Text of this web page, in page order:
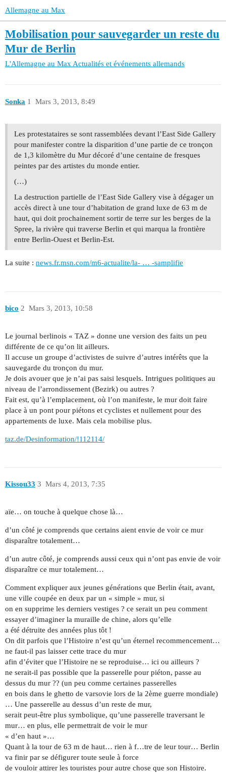
Allemagne au Max
Mobilisation pour sauvegarder un reste du
Mur de Berlin
L'Allemagne au MaxActualités et événements allemands
Sonka Mars 3, 2013, 8:49
1
Les protestataires se sont rassemblées devant l’East Side Gallery
pour manifester contre la disparition d’une partie de ce tronçon
de 1,3 kilomètre du Mur décoré d’une centaine de fresques
peintes par des artistes du monde entier.
(…)
La destruction partielle de l’East Side Gallery vise à dégager un
accès direct à une tour d’habitation de grand luxe de 63 m de
haut, qui doit prochainement sortir de terre sur les berges de la
Spree, la rivière qui traverse Berlin et qui marqua la frontière
entre Berlin-Ouest et Berlin-Est.
La suite : news.fr.msn.com/m6-actualite/la- … -samplifie
bico Mars 3, 2013, 10:58
2
Le journal berlinois « TAZ » donne une version des faits un peu
différente de ce qu’on lit ailleurs.
Il accuse un groupe d’activistes de suivre d’autres intérêts que la
sauvegarde du tronçon du mur.
Je dois avouer que je n’ai pas saisi lesquels. Intrigues politiques au
niveau de l’arrondissement (Bezirk) ou autres ?
Fait est, qu’à l’emplacement, où l’on manifeste, le mur doit faire
place à un pont pour piétons et cyclistes et nullement pour des
appartements de luxe. Mais cela mobilise plus.
taz.de/Desinformation/!112114/
Kissou33 Mars 4, 2013, 7:35
3
aïe… on touche à quelque chose là…
d’un côté je comprends que certains aient envie de voir ce mur
disparaître totalement…
d’un autre côté, je comprends aussi ceux qui n’ont pas envie de voir
disparaître ce mur totalement…
Comment expliquer aux jeunes générations que Berlin était, avant,
une ville coupée en deux par un « simple » mur, si
on en supprime les derniers vestiges ? ce serait un peu comment
essayer d’imaginer la muraille de chine, alors qu’elle
a été détruite des années plus tôt !
On dit parfois que l’Histoire n’est qu’un éternel recommencement…
ne faut-il pas laisser cette trace du mur
afin d’éviter que l’Histoire ne se reproduise… ici ou ailleurs ?
ne serait-il pas possible que la passerelle pour piéton, passe au
dessus du mur ?? (un peu comme certaines passerelles
en bois dans le ghetto de varsovie lors de la 2ème guerre mondiale)
… Une passerelle au dessus d’un reste de mur,
serait peut-être plus symbolique, qu’une passerelle traversant le
mur… en plus, elle permettrait de voir le mur
« d’en haut »…
Quant à la tour de 63 m de haut… rien à f…tre de leur tour… Berlin
va finir par se défigurer toute seule à force
de vouloir attirer les touristes pour autre chose que son Histoire.